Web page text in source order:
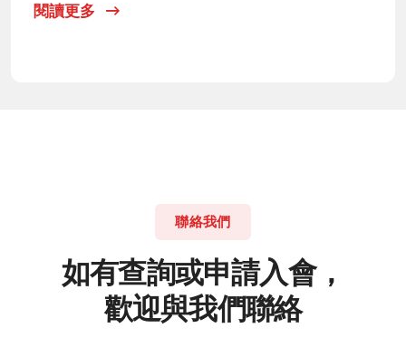
閱讀更多
聯絡我們
如有查詢或申請入會，
歡迎與我們聯絡